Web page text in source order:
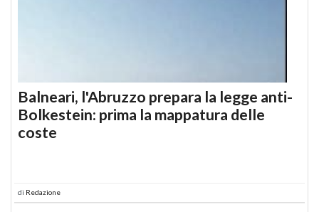
Balneari, l'Abruzzo prepara la legge anti-
Bolkestein: prima la mappatura delle
coste
di Redazione